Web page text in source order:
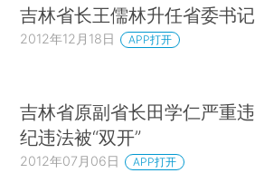
吉林省长王儒林升任省委书记
2012年12月18日 APP打开
吉林省原副省长田学仁严重违
纪违法被“双开”
2012年07月06日 APP打开